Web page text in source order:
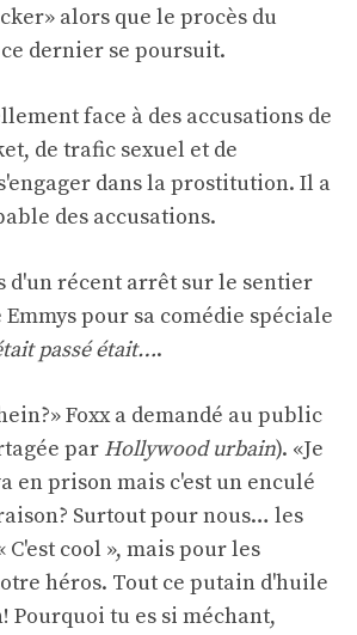
alors que le procès du
dernier se poursuit.
face à des accusations de
de trafic sexuel et de
dans la prostitution. Il a
des accusations.
d'un récent arrêt sur le sentier
pour sa comédie spéciale
passé était….
Foxx a demandé au public
par Hollywood urbain). «Je
en prison mais c'est un enculé
Surtout pour nous… les
C'est cool », mais pour les
héros. Tout ce putain d'huile
Pourquoi tu es si méchant,